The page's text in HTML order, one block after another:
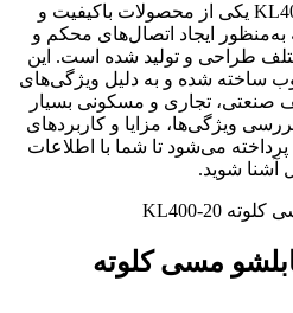
کابلشو مسی کلوته مدل KL400-20 یکی از محصولات باکیفیت و
ایجاد اتصال‌های محکم و
طراحی و تولید شده است. این
شده و به دلیل ویژگی‌های
صنعتی، تجاری و مسکونی بسیار
ویژگی‌ها، مزایا و کاربردهای
کابلشو مسی کلوته KL400-20 پرداخته می‌شود تا شما با اطلاعات
شوید.
مسی کلوته